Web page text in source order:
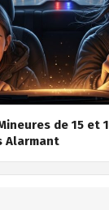
de 15 et
Alarmant